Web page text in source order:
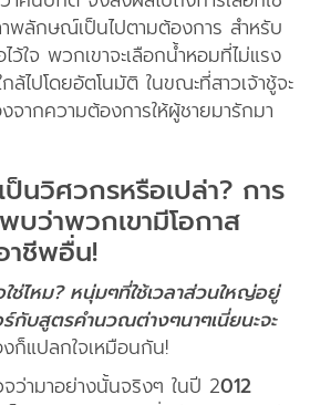
พลักษณ์เป็นไปตามต้องการ สำหรับ
ว้ใจ พวกเขาจะเลือกน้ำหอมที่ไม่แรง
ล้ไปโดยอัตโนมัติ ในขณะที่สาวเจ้าชู้จะ
ากความต้องการให้ผู้ชายมารักมา
นวิศวกรหรือเปล่า? การ
บว่าพวกเขามีโอกาส
าชีพอื่น!
ช่ไหม? หนุ่มๆที่ใช้เวลาส่วนใหญ่อยู่
กับสูตรคำนวณต่างๆนาๆเนี่ยนะจะ
งก็แปลกใจเหมือนกัน!
จว่ามาอย่างนั้นจริงๆ ในปี 2012